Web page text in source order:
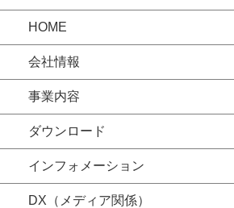
HOME
会社情報
事業内容
ダウンロード
インフォメーション
DX（メディア関係）